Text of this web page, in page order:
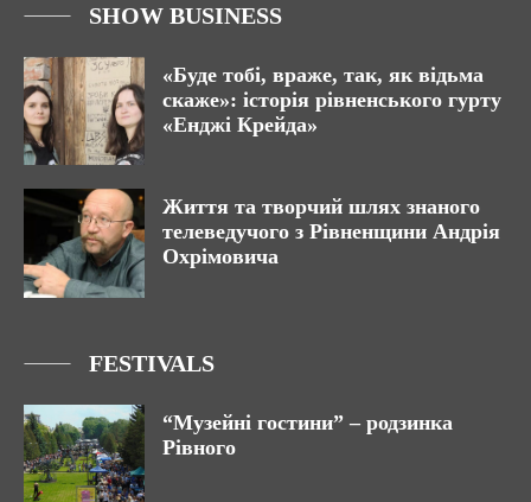
SHOW BUSINESS
«Буде тобі, враже, так, як відьма
скаже»: історія рівненського гурту
«Енджі Крейда»
Життя та творчий шлях знаного
телеведучого з Рівненщини Андрія
Охрімовича
FESTIVALS
“Музейні гостини” – родзинка
Рівного